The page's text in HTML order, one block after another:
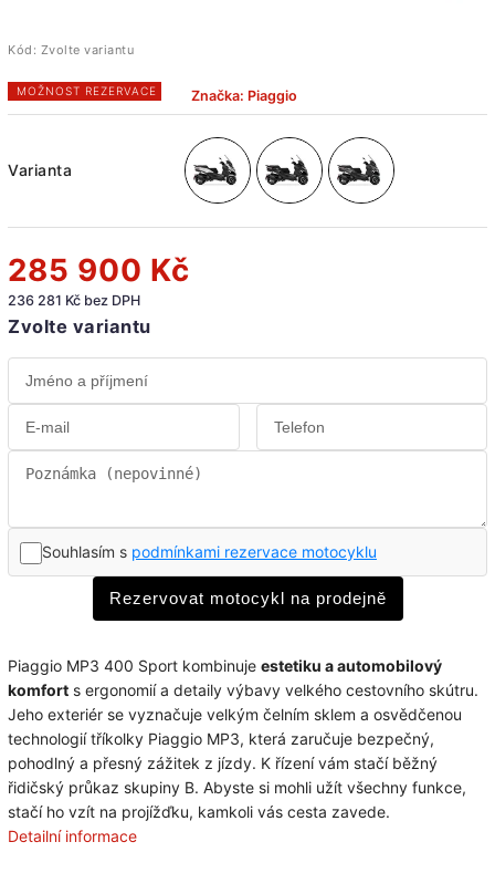
Kód: Zvolte variantu
MOŽNOST REZERVACE Značka: Piaggio
Varianta
285 900 Kč
236 281 Kč bez DPH
Zvolte variantu
Souhlasím s podmínkami rezervace motocyklu
Rezervovat motocykl na prodejně
Piaggio MP3 400 Sport kombinuje estetiku a automobilový
komfort s ergonomií a detaily výbavy velkého cestovního skútru.
Jeho exteriér se vyznačuje velkým čelním sklem a osvědčenou
technologií tříkolky Piaggio MP3, která zaručuje bezpečný,
pohodlný a přesný zážitek z jízdy. K řízení vám stačí běžný
řidičský průkaz skupiny B. Abyste si mohli užít všechny funkce,
stačí ho vzít na projížďku, kamkoli vás cesta zavede.
Detailní informace